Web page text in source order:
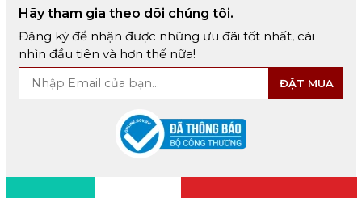
ĐẶT MUA
Hãy tham gia theo dõi chúng tôi.
Đăng ký để nhận được những ưu đãi tốt nhất, cái
nhìn đầu tiên và hơn thế nữa!